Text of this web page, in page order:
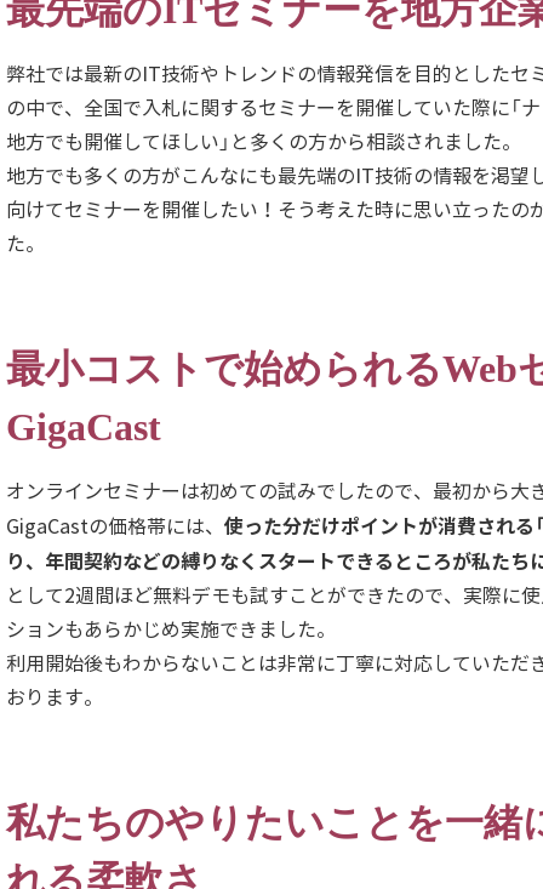
最先端のITセミナーを地方企
弊社では最新のIT技術やトレンドの情報発信を目的としたセ
の中で、全国で入札に関するセミナーを開催していた際に「
地方でも開催してほしい」と多くの方から相談されました。
地方でも多くの方がこんなにも最先端のIT技術の情報を渇望
向けてセミナーを開催したい！そう考えた時に思い立ったの
た。
最小コストで始められるWeb
GigaCast
オンラインセミナーは初めての試みでしたので、最初から大
GigaCastの価格帯には、 使った分だけポイントが消費される
り、年間契約などの縛りなくスタートできるところが私たち
として2週間ほど無料デモも試すことができたので、実際に
ションもあらかじめ実施できました。
利用開始後もわからないことは非常に丁寧に対応していただ
おります。
私たちのやりたいことを一緒
れる柔軟さ